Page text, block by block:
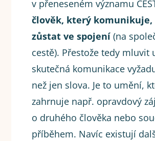
v přeneseném významu
člověk, který komunikuje,
zůstat ve spojení (na
cestě). Přestože tedy mluvit
skutečná komunikace
než jen slova. Je to umění,
zahrnuje např. opravdový
o druhého člověka nebo
příběhem. Navíc existují